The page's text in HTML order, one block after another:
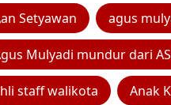
Setyawan agus
Mulyadi mundur dari
staff walikota Anak